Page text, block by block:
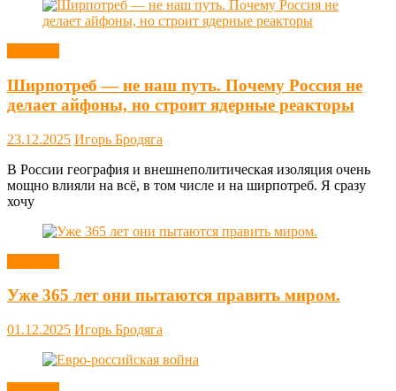
Ширпотреб — не наш путь. Почему Россия не
делает айфоны, но строит ядерные реакторы
23.12.2025 Игорь Бродяга
В России география и внешнеполитическая изоляция очень
мощно влияли на всё, в том числе и на ширпотреб. Я сразу
хочу
Уже 365 лет они пытаются править миром.
01.12.2025 Игорь Бродяга